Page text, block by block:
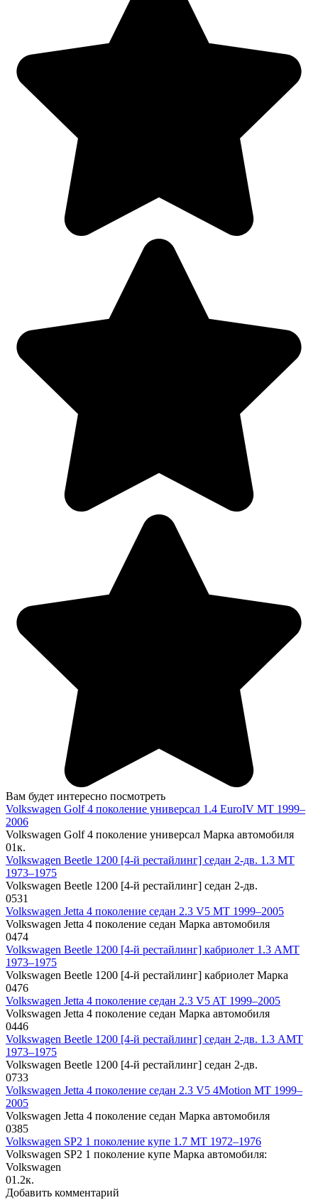
Вам будет интересно посмотреть
Volkswagen Golf 4 поколение универсал 1.4 EuroIV MT 1999–
2006
Volkswagen Golf 4 поколение универсал Марка автомобиля
01к.
Volkswagen Beetle 1200 [4-й рестайлинг] седан 2-дв. 1.3 MT
1973–1975
Volkswagen Beetle 1200 [4-й рестайлинг] седан 2-дв.
0531
Volkswagen Jetta 4 поколение седан 2.3 V5 MT 1999–2005
Volkswagen Jetta 4 поколение седан Марка автомобиля
0474
Volkswagen Beetle 1200 [4-й рестайлинг] кабриолет 1.3 AMT
1973–1975
Volkswagen Beetle 1200 [4-й рестайлинг] кабриолет Марка
0476
Volkswagen Jetta 4 поколение седан 2.3 V5 AT 1999–2005
Volkswagen Jetta 4 поколение седан Марка автомобиля
0446
Volkswagen Beetle 1200 [4-й рестайлинг] седан 2-дв. 1.3 AMT
1973–1975
Volkswagen Beetle 1200 [4-й рестайлинг] седан 2-дв.
0733
Volkswagen Jetta 4 поколение седан 2.3 V5 4Motion MT 1999–
2005
Volkswagen Jetta 4 поколение седан Марка автомобиля
0385
Volkswagen SP2 1 поколение купе 1.7 MT 1972–1976
Volkswagen SP2 1 поколение купе Марка автомобиля:
Volkswagen
01.2к.
Добавить комментарий